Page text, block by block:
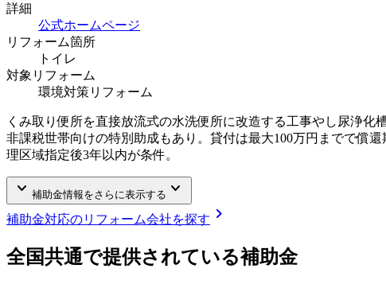
詳細
公式ホームページ
リフォーム箇所
トイレ
対象リフォーム
環境対策リフォーム
くみ取り便所を直接放流式の水洗便所に改造する工事やし尿浄
非課税世帯向けの特別助成もあり。貸付は最大100万円までで償
理区域指定後3年以内が条件。
keyboard_arrow_down 補助金情報をさらに表示する keyboard_arrow_down
補助金対応のリフォーム会社を探す chevron_right
全国共通で提供されている補助金